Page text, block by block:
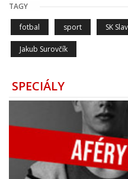
TAGY
fotbal sport SK
Jakub Surovčík
SPECIÁLY